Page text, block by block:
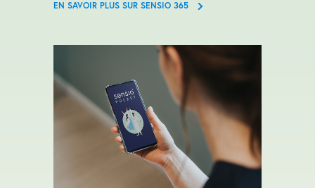
EN SAVOIR PLUS SUR SENSIO 365